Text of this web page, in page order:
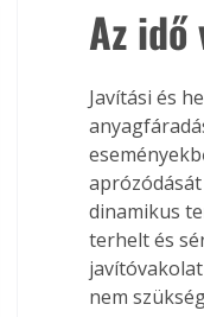
Az idő
Javítási és
dinamikus
terhelt és
nem